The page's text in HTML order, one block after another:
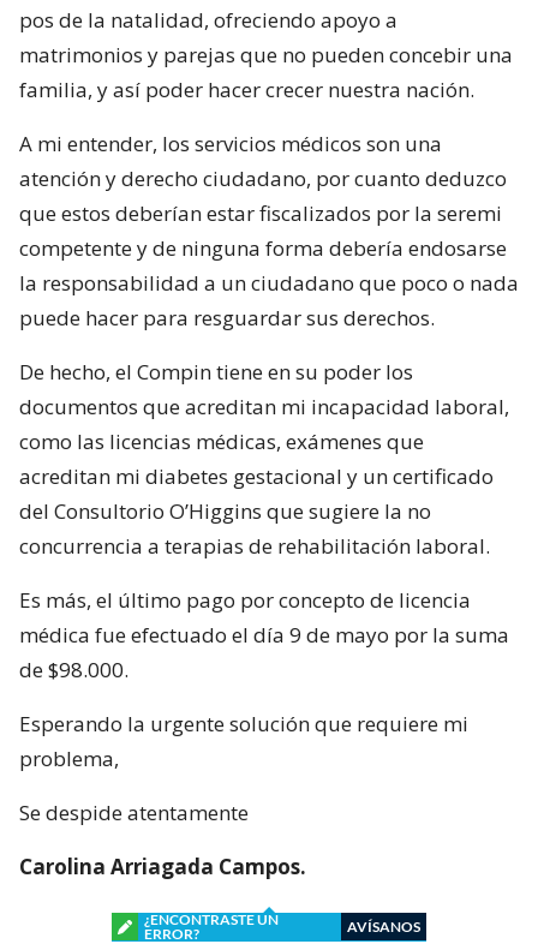
pos de la natalidad, ofreciendo apoyo a
matrimonios y parejas que no pueden concebir una
familia, y así poder hacer crecer nuestra nación.
A mi entender, los servicios médicos son una
atención y derecho ciudadano, por cuanto deduzco
que estos deberían estar fiscalizados por la seremi
competente y de ninguna forma debería endosarse
la responsabilidad a un ciudadano que poco o nada
puede hacer para resguardar sus derechos.
De hecho, el Compin tiene en su poder los
documentos que acreditan mi incapacidad laboral,
como las licencias médicas, exámenes que
acreditan mi diabetes gestacional y un certificado
del Consultorio O’Higgins que sugiere la no
concurrencia a terapias de rehabilitación laboral.
Es más, el último pago por concepto de licencia
médica fue efectuado el día 9 de mayo por la suma
de $98.000.
Esperando la urgente solución que requiere mi
problema,
Se despide atentamente
Carolina Arriagada Campos.
¿ENCONTRASTE UN
ERROR?
AVÍSANOS